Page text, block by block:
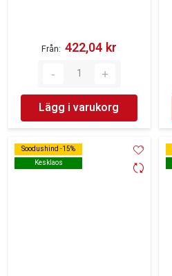
Från 422,04 kr‎
Lägg i varukorg
Soodushind -15%
Kesklaos
Soodushind -15%
Kesklaos